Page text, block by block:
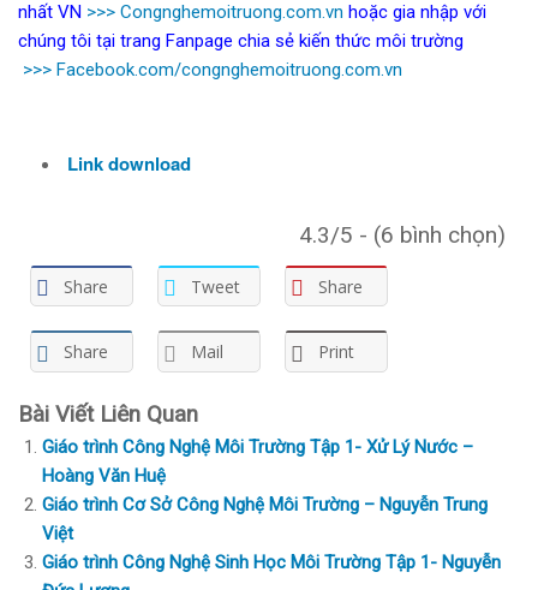
nhất VN >>> Congnghemoitruong.com.vn hoặc gia nhập với
chúng tôi tại trang Fanpage chia sẻ kiến thức môi trường
>>> Facebook.com/congnghemoitruong.com.vn
Link download
4.3/5 - (6 bình chọn)
Share Tweet Share
Share Mail Print
Bài Viết Liên Quan
Giáo trình Công Nghệ Môi Trường Tập 1- Xử Lý Nước –
Hoàng Văn Huệ
Giáo trình Cơ Sở Công Nghệ Môi Trường – Nguyễn Trung
Việt
Giáo trình Công Nghệ Sinh Học Môi Trường Tập 1- Nguyễn